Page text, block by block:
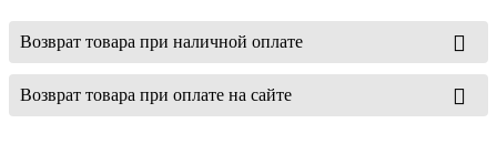
Возврат товара при наличной оплате
Возврат товара при оплате на сайте